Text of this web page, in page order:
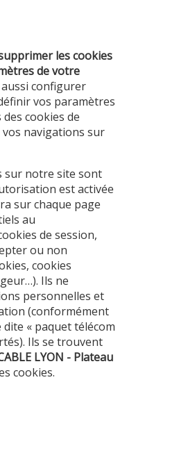
les cookies
de votre
configurer
vos paramètres
cookies de
navigations sur
sur notre site sont
est activée
sur chaque page
au
de session,
ou non
cookies
Ils ne
personnelles et
(conformément
« paquet télécom
Ils se trouvent
LYON - Plateau
cookies.